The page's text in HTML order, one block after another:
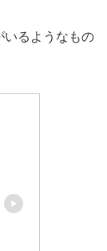
いるようなもの